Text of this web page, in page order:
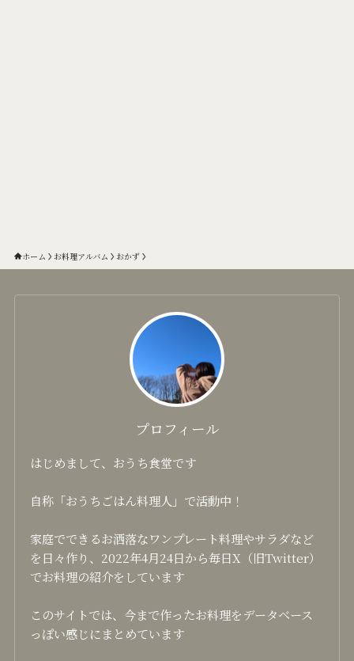
ホーム お料理アルバム おかず
プロフィール
はじめまして、おうち食堂です
自称「おうちごはん料理人」で活動中！
家庭でできるお洒落なワンプレート料理やサラダなど
を日々作り、2022年4月24日から毎日X（旧Twitter）
でお料理の紹介をしています
このサイトでは、今まで作ったお料理をデータベース
っぽい感じにまとめています